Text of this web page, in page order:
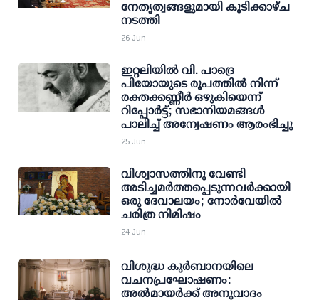
നേതൃത്വങ്ങളുമായി കൂടിക്കാഴ്ച
നടത്തി
26 Jun
ഇറ്റലിയിൽ വി. പാദ്രെ
പിയോയുടെ രൂപത്തിൽ നിന്ന്
രക്തക്കണ്ണീർ ഒഴുകിയെന്ന്
റിപ്പോർട്ട്; സഭാനിയമങ്ങൾ
പാലിച്ച് അന്വേഷണം ആരംഭിച്ചു
25 Jun
വിശ്വാസത്തിനു വേണ്ടി
അടിച്ചമർത്തപ്പെടുന്നവർക്കായി
ഒരു ദേവാലയം; നോർവേയിൽ
ചരിത്ര നിമിഷം
24 Jun
വിശുദ്ധ കുർബാനയിലെ
വചനപ്രഘോഷണം:
അൽമായർക്ക് അനുവാദം